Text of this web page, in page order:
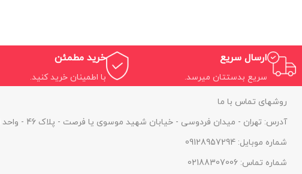
ارسال سریع
سریع بدستتان میرسد.
خرید مطمئن
با اطمینان خرید کنید.
روشهای تماس با ما
آدرس: تهران - میدان فردوسی - خیابان شهید موسوی یا فرصت - پلاک 46 - واحد 1
شماره موبایل: 09128957294
شماره تماس: 02188307006